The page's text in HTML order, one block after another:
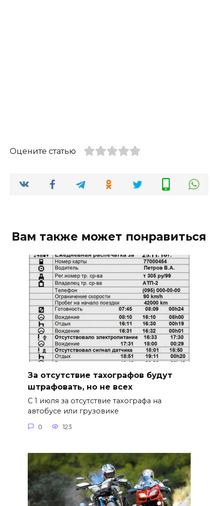
Оцените статью
Вам также может понравиться
За отсутствие тахографов будут
штрафовать, но не всех
С 1 июля за отсутствие тахографа на
автобусе или грузовике
0 123